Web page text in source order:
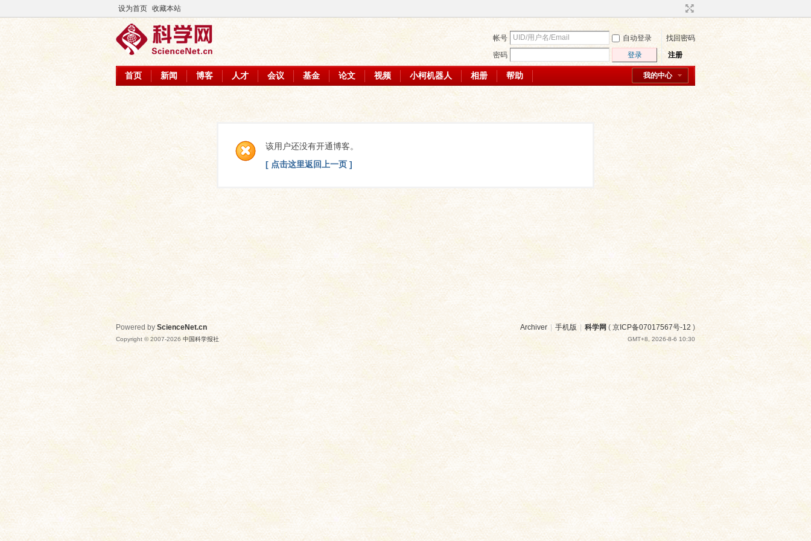
设为首页 收藏本站
帐号 自动登录
找回密码
密码
登录 注册
我的中心
首页 新闻 博客 人才 会议 基金 论文 视频 小柯机器人 相册 帮助
该用户还没有开通博客。
[ 点击这里返回上一页 ]
Archiver 手机版 科学网 (京ICP备07017567号-12 )
GMT+8, 2026-8-6 10:30
Powered by ScienceNet.cn
Copyright © 2007-2026中国科学报社